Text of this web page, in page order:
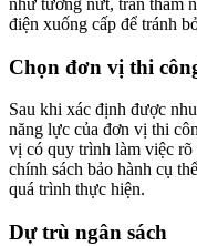
như tường nứt, trần thấm
điện xuống cấp để tránh
Chọn đơn vị thi
Sau khi xác định được
năng lực của đơn vị thi
vị có quy trình làm việc rõ
chính sách bảo hành cụ
quá trình thực hiện.
Dự trù ngân sách